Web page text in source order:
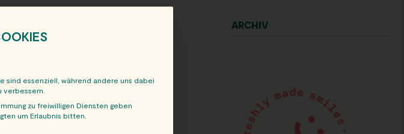
ARCHIV
sind essenziell, während andere uns dabei
zu freiwilligen Diensten geben
um Erlaubnis bitten.